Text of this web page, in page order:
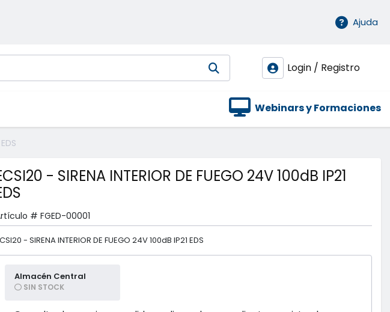
Ajuda
Login / Registro
Webinars y Formaciones
- SIRENA INTERIOR DE FUEGO 24V 100dB IP21
# FGED-00001
- SIRENA INTERIOR DE FUEGO 24V 100dB IP21 EDS
Almacén Central
SIN STOCK